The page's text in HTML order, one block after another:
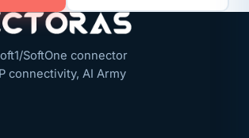
SoftOne connector
connectivity, AI Army